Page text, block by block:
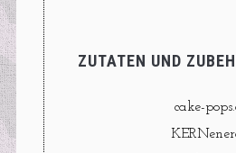
ZUTATEN UND
cake-